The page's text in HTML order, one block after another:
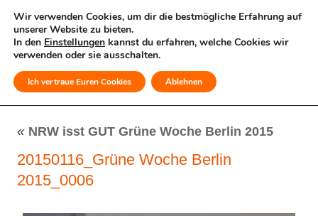
MENÜ
« NRW isst GUT Grüne Woche Berlin 2015
20150116_Grüne Woche Berlin
2015_0006
Wir verwenden Cookies, um dir die bestmögliche Erfahrung auf
unserer Website zu bieten.
In den Einstellungen kannst du erfahren, welche Cookies wir
verwenden oder sie ausschalten.
Ich vertraue Euren Cookies Ablehnen